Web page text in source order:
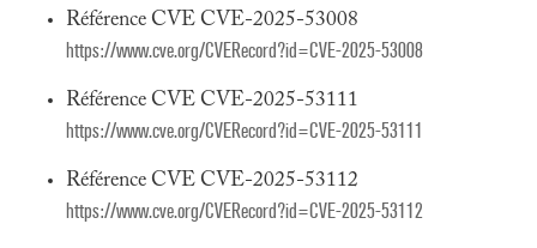
Référence CVE CVE-2025-53008
https://www.cve.org/CVERecord?id=CVE-2025-53008
Référence CVE CVE-2025-53111
https://www.cve.org/CVERecord?id=CVE-2025-53111
Référence CVE CVE-2025-53112
https://www.cve.org/CVERecord?id=CVE-2025-53112